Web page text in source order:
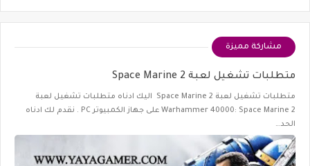
مشاركة مميزة
متطلبات تشغيل لعبة Space Marine 2
متطلبات تشغيل لعبة Space Marine 2 اليك ادناه متطلبات تشغيل لعبة
Warhammer 40000: Space Marine 2 على جهاز الكمبيوتر PC . نقدم لك ادناه
الحد…